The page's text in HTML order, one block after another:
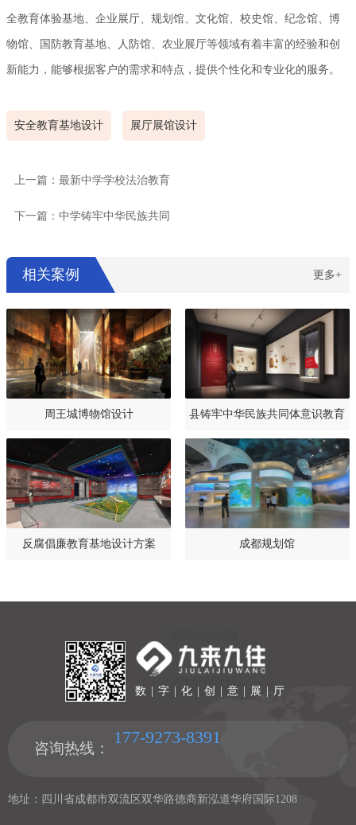
全教育体验基地、企业展厅、规划馆、文化馆、校史馆、纪念馆、博
物馆、国防教育基地、人防馆、农业展厅等领域有着丰富的经验和创
新能力，能够根据客户的需求和特点，提供个性化和专业化的服务。
安全教育基地设计 展厅展馆设计
上一篇：最新中学学校法治教育
下一篇：中学铸牢中华民族共同
相关案例 更多+
周王城博物馆设计 县铸牢中华民族共同体意识教育
基地
反腐倡廉教育基地设计方案 成都规划馆
数 | 字 | 化 | 创 | 意 | 展 | 厅
咨询热线：
177-9273-8391
地址：四川省成都市双流区双华路德商新泓道华府国际1208